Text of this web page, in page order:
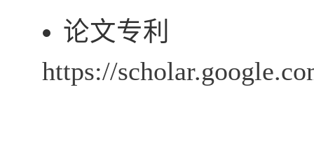
论文专利
https://